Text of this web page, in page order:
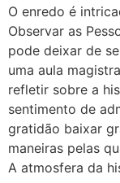
O enredo é
Observar as
pode deixar de
uma aula
refletir sobre a
sentimento de
gratidão baixar
maneiras pelas
A atmosfera da